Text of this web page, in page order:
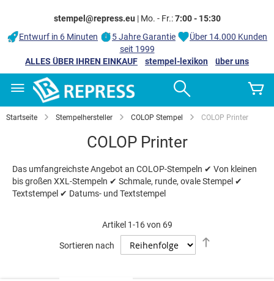
stempel@repress.eu | Mo. - Fr.:7:00 - 15:30
Entwurf in 6 Minuten
5 Jahre Garantie
Über 14.000 Kunden
seit 1999
ALLES ÜBER IHREN EINKAUF
stempel-lexikon
über uns
Startseite Stempelhersteller COLOP Stempel COLOP Printer
COLOP Printer
Das umfangreichste Angebot an COLOP-Stempeln ✔ Von kleinen
bis großen XXL-Stempeln ✔ Schmale, runde, ovale Stempel ✔
Textstempel ✔ Datums- und Textstempel
Artikel 1-16von 69
Sortieren nach